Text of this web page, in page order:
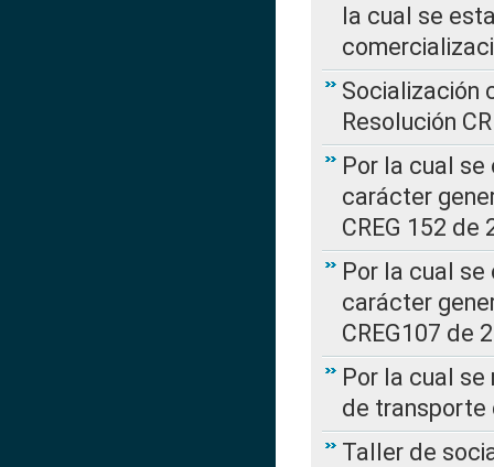
la cual se
Socialización
Resolución
Por la cual
carácter
CREG 152 de
Por la cual
carácter
CREG107 de
Por la cual
de transporte
Taller de